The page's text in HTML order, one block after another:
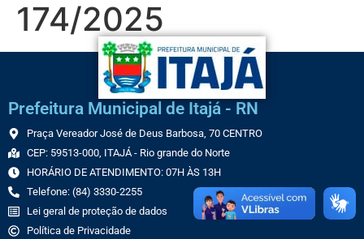
174/2025
Prefeitura Municipal de Itajá - RN
Praça Vereador José de Deus Barbosa, 70 CENTRO
CEP: 59513-000, ITAJÁ - Rio grande do Norte
HORÁRIO DE ATENDIMENTO: 07H ÀS 13H
Telefone: (84) 3330-2255
Lei geral de proteção de dados
Política de Privacidade